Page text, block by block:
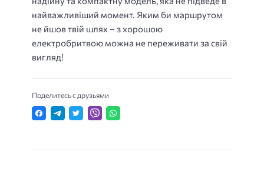
найважливіший момент. Яким би маршрутом
не йшов твій шлях – з хорошою
електробритвою можна не переживати за свій
вигляд!
Поделитесь с друзьями